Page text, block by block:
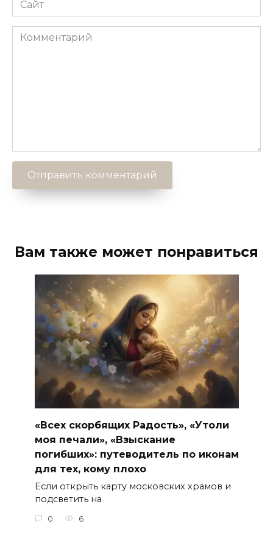
Комментарий
Вам также может понравиться
«Всех скорбящих Радость», «Утоли
моя печали», «Взыскание
погибших»: путеводитель по иконам
для тех, кому плохо
Если открыть карту московских храмов и
подсветить на
0 6